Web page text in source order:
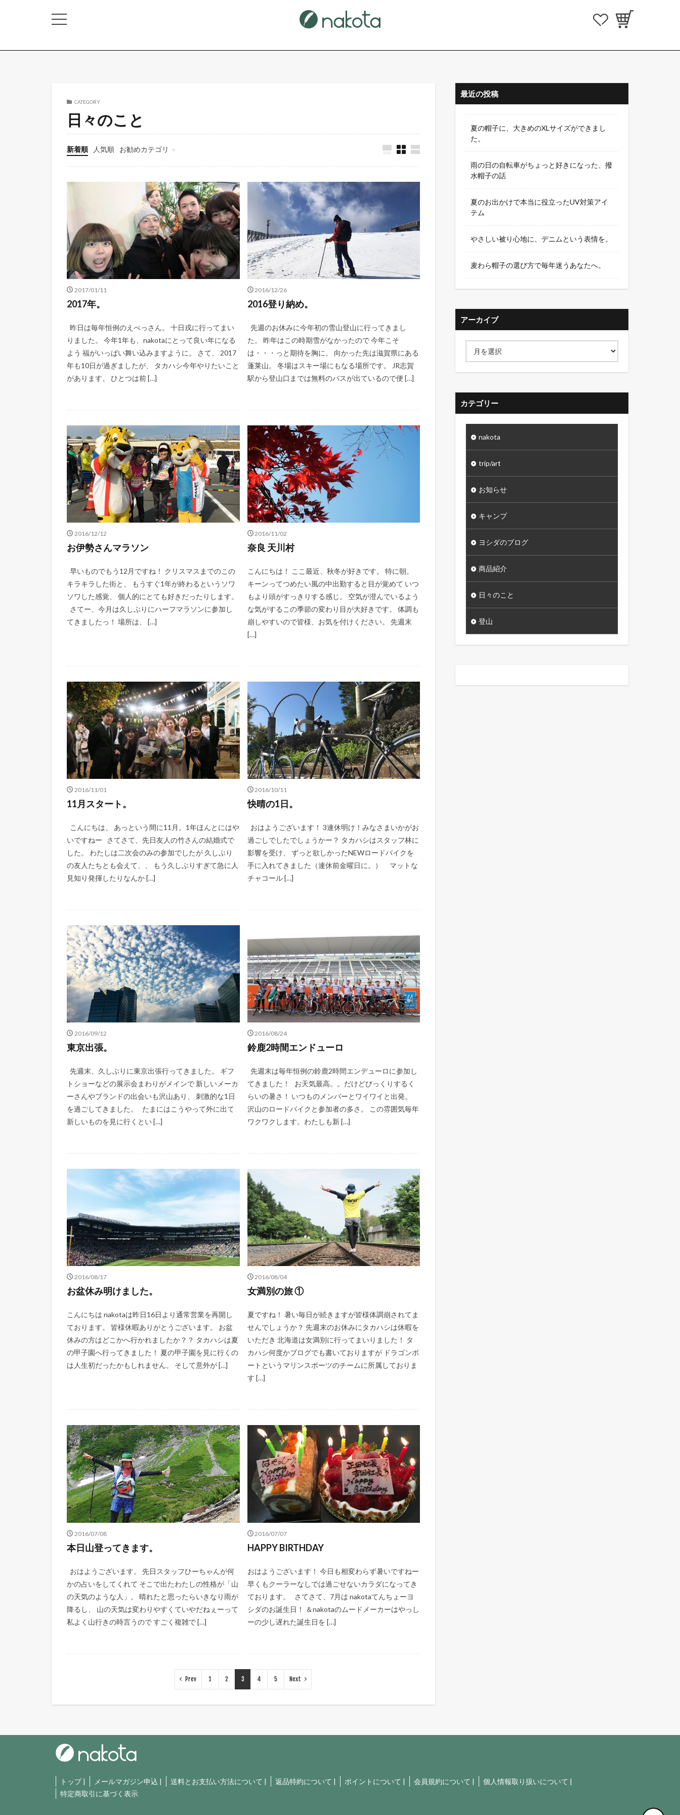
CATEGORY
日々のこと
新着順 人気順
お勧めカテゴリ
nakota
2017/01/11
2017年。
昨日は毎年恒例のえべっさん。 十日戎に行ってまい
りました。 今年1年も、nakotaにとって良い年になる
よう 福がいっぱい舞い込みますように。 さて、 2017
年も10日が過ぎましたが、 タカハシ今年やりたいこと
があります。 ひとつは前 […]
2016/12/26
2016登り納め。
先週のお休みに今年初の雪山登山に行ってきまし
た。 昨年はこの時期雪がなかったので 今年こそ
は・・・っと期待を胸に。 向かった先は滋賀県にある
蓬莱山。 冬場はスキー場にもなる場所です。 JR志賀
駅から登山口までは無料のバスが出ているので便 […]
2016/12/12
お伊勢さんマラソン
早いものでもう12月ですね！ クリスマスまでのこの
キラキラした街と、 もうすぐ1年が終わるというソワ
ソワした感覚、 個人的にとても好きだったりします。
さてー、今月は久しぶりにハーフマラソンに参加し
てきましたっ！ 場所は、 […]
2016/11/02
奈良 天川村
こんにちは！ ここ最近、秋冬が好きです。 特に朝。
キーンってつめたい風の中出勤すると目が覚めて いつ
もより頭がすっきりする感じ。 空気が澄んでいるよう
な気がするこの季節の変わり目が大好きです。 体調も
崩しやすいので皆様、お気を付けください。 先週末
[…]
2016/11/01
11月スタート。
こんにちは、 あっという間に11月。1年ほんとにはや
いですねー さてさて、先日友人の竹さんの結婚式で
した。 わたしは二次会のみの参加でしたが 久しぶり
の友人たちとも会えて、、 もう久しぶりすぎて急に人
見知り発揮したりなんか […]
2016/10/11
快晴の1日。
おはようございます！ 3連休明け！みなさまいかがお
過ごしでしたでしょうかー？ タカハシはスタッフ林に
影響を受け、 ずっと欲しかったNEWロードバイクを
手に入れてきました（連休前金曜日に。） マットな
チャコール […]
2016/09/12
東京出張。
先週末、久しぶりに東京出張行ってきました。 ギフ
トショーなどの展示会まわりがメインで 新しいメーカ
ーさんやブランドの出会いも沢山あり、 刺激的な1日
を過ごしてきました。 たまにはこうやって外に出て
新しいものを見に行くとい […]
2016/08/24
鈴鹿2時間エンドューロ
先週末は毎年恒例の鈴鹿2時間エンデューロに参加し
てきました！ お天気最高。。だけどびっくりするく
らいの暑さ！ いつものメンバーとワイワイと出発。
沢山のロードバイクと参加者の多さ。 この雰囲気毎年
ワクワクします。わたしも新 […]
2016/08/17
お盆休み明けました。
こんにちは nakotaは昨日16日より通常営業を再開し
ております。 皆様休暇ありがとうございます。 お盆
休みの方はどこかへ行かれましたか？？ タカハシは夏
の甲子園へ行ってきました！ 夏の甲子園を見に行くの
は人生初だったかもしれません。 そして意外が […]
2016/08/04
女満別の旅 ①
夏ですね！ 暑い毎日が続きますが皆様体調崩されてま
せんでしょうか？ 先週末のお休みにタカハシは休暇を
いただき 北海道は女満別に行ってまいりました！ タ
カハシ何度かブログでも書いておりますが ドラゴンボ
ートというマリンスポーツのチームに所属しておりま
す […]
2016/07/08
本日山登ってきます。
おはようございます。 先日スタッフひーちゃんが何
かの占いをしてくれて そこで出たわたしの性格が「山
の天気のような人」。 晴れたと思ったらいきなり雨が
降るし、 山の天気は変わりやすくていやだねぇーって
私よく山行きの時言うので すごく複雑で […]
2016/07/07
HAPPY BIRTHDAY
おはようございます！ 今日も相変わらず暑いですねー
早くもクーラーなしでは過ごせないカラダになってき
ております。 さてさて、7月は nakotaてんちょーヨ
シダのお誕生日！ ＆nakotaのムードメーカーはやっし
ーの少し遅れた誕生日を […]
Prev 1 2 3 4 5 Next
最近の投稿
夏の帽子に、大きめのXLサイズができまし
た。
雨の日の自転車がちょっと好きになった、撥
水帽子の話
夏のお出かけで本当に役立ったUV対策アイ
テム
やさしい被り心地に、デニムという表情を。
麦わら帽子の選び方で毎年迷うあなたへ。
アーカイブ
カテゴリー
nakota
trip/art
お知らせ
キャンプ
ヨシダのブログ
商品紹介
日々のこと
登山
トップ| メールマガジン申込 | 送料とお支払い方法について | 返品特約について | ポイントについて | 会員規約について | 個人情報取り扱いについて |
特定商取引に基づく表示